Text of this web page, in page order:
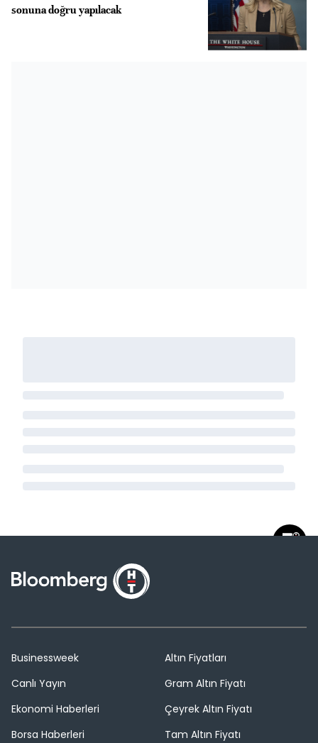
sonuna doğru yapılacak
Businessweek
Canlı Yayın
Ekonomi Haberleri
Borsa Haberleri
Altın Fiyatları
Gram Altın Fiyatı
Çeyrek Altın Fiyatı
Tam Altın Fiyatı